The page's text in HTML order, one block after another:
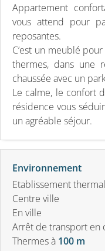
Appartement
vous attend pour
reposantes.
C’est un meublé
thermes, dans une
chaussée avec un
Le calme, le confort
résidence vous
un agréable séjour.
Environnement
Etablissement
Centre ville
En ville
Arrêt de transport en
Thermesà 100 m